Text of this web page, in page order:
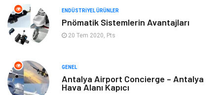
Aksesuar Bahçe Ev
Ambalaj
Markalar
Telekomünikasyon Basın Yayın
ENDÜSTRIYEL ÜRÜNLER
Pnömatik Sistemlerin Avantajları
20 Tem 2020, Pts
GENEL
Antalya Airport Concierge – Antalya
Hava Alanı Kapıcı